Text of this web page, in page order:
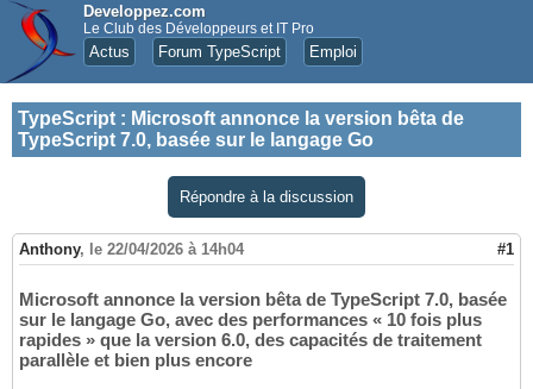
Developpez.com
Le Club des Développeurs et IT Pro
Actus Forum TypeScript Emploi
TypeScript : Microsoft annonce la version bêta de
TypeScript 7.0, basée sur le langage Go
Répondre à la discussion
Anthony, le 22/04/2026 à 14h04 #1
Microsoft annonce la version bêta de TypeScript 7.0, basée
sur le langage Go, avec des performances « 10 fois plus
rapides » que la version 6.0, des capacités de traitement
parallèle et bien plus encore